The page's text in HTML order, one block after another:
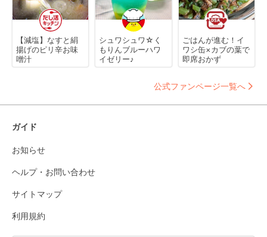
【減塩】なすと絹
揚げのピリ辛お味
噌汁
シュワシュワ☆く
もりんブルーハワ
イゼリー♪
ごはんが進む！イ
ワシ缶×カブの葉で
即席おかず
公式ファンページ一覧へ
ガイド
お知らせ
ヘルプ・お問い合わせ
サイトマップ
利用規約